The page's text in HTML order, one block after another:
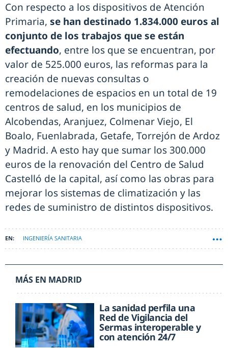
Con respecto a los dispositivos de Atención
Primaria, se han destinado 1.834.000 euros al
conjunto de los trabajos que se están
efectuando, entre los que se encuentran, por
valor de 525.000 euros, las reformas para la
creación de nuevas consultas o
remodelaciones de espacios en un total de 19
centros de salud, en los municipios de
Alcobendas, Aranjuez, Colmenar Viejo, El
Boalo, Fuenlabrada, Getafe, Torrejón de Ardoz
y Madrid. A esto hay que sumar los 300.000
euros de la renovación del Centro de Salud
Castelló de la capital, así como las obras para
mejorar los sistemas de climatización y las
redes de suministro de distintos dispositivos.
INGENIERÍA SANITARIA
MÁS EN MADRID
La sanidad perfila una
Red de Vigilancia del
Sermas interoperable y
con atención 24/7